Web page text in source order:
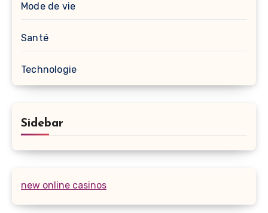
Mode de vie
Santé
Technologie
Sidebar
new online casinos